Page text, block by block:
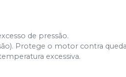
de pressão.
Protege o motor contra
excessiva.